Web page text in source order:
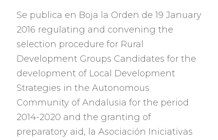
Se publica en Boja la Orden de 19 January
2016 regulating and convening the
selection procedure for Rural
Development Groups Candidates for the
development of Local Development
Strategies in the Autonomous
Community of Andalusia for the period
2014-2020 and the granting of
preparatory aid, la Asociación Iniciativas